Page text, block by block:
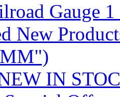
Gauge 1
New
IN